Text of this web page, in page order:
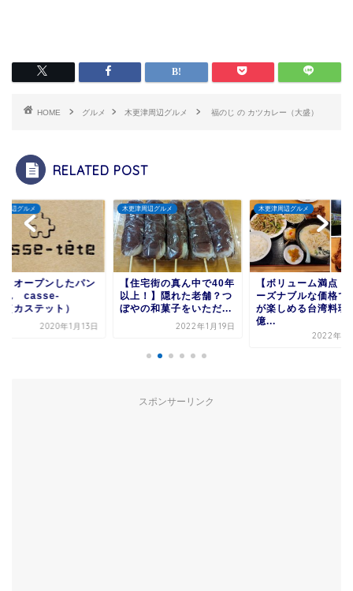
HOME グルメ 木更津周辺グルメ 福のじ の カツカレー（大盛）
RELATED POST
周辺グルメ
宅街の真ん中で40年
！】隠れた老舗？つ
の和菓子をいただ...
2022年1月19日
木更津周辺グルメ
【ボリューム満点！】リ
ーズナブルな価格で中華
が楽しめる台湾料理泓
木更津周辺グルメ
ニコニコドライブイ
（富津市 竹岡）
スポンサーリンク